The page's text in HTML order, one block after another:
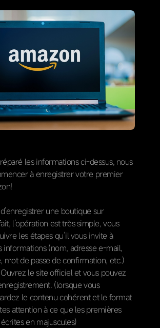
les informations ci-dessus, nous
à enregistrer votre premier
une boutique sur
l’opération est très simple, vous
les étapes qu’il vous invite à
informations (nom, adresse e-mail,
mot de passe de confirmation, etc.)
le site officiel et vous pouvez
(lorsque vous
le contenu cohérent et le format
attention à ce que les premières
en majuscules)